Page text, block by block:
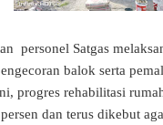
personel Satgas
balok serta
progres rehabilitasi
dan terus dikebut